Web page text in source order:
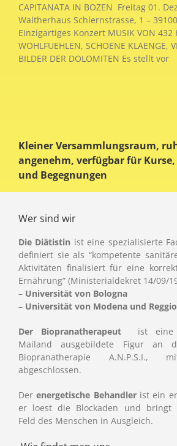
CAPITANATA IN BOZEN Freitag 01.
Waltherhaus Schlernstrasse, 1 –
Einzigartiges Konzert MUSIK VON 432
WOHLFUEHLEN, SCHOENE KLAENGE,
BILDER DER DOLOMITEN Es stellt vor
Kleiner Versammlungsraum,
angenehm, verfügbar für
und Begegnungen
Wer sind wir
Die Diätistin ist eine spezialisierte
definiert sie als “kompetente
Aktivitäten finalisiert für eine
Ernährung” (Ministerialdekret 14/09/
– Universität von Bologna
– Universität von Modena und
Der Biopranatherapeut
ist eine
Mailand ausgebildete Figur an
Biopranatherapie A.N.P.S.I.,
abgeschlossen.
Der energetische Behandlerist ein
er loest die Blockaden und bringt
Feld des Menschen in Ausgleich.